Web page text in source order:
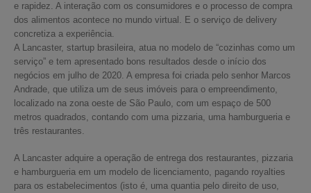
e rapidez. A interação com os consumidores e o processo de compra
dos alimentos acontece no mundo virtual. E o serviço de delivery
concretiza a experiência.
A Lancaster, startup brasileira, atua no modelo de “cozinhas como um
serviço” e tem apresentado bons resultados desde o início dos
negócios em julho de 2020. A empresa foi criada pelo senhor Marcos
Andrade, que utiliza um de seus imóveis para o empreendimento,
localizado na zona oeste de São Paulo, com um espaço de 500
metros quadrados, contando com uma pizzaria, uma hamburgueria e
três restaurantes.
A Lancaster adquire a operação de entrega dos restaurantes, pizzaria
e hamburgueria em um modelo de licenciamento, pagando royalties
para os estabelecimentos (isto é, uma quantia pelo direito de uso,